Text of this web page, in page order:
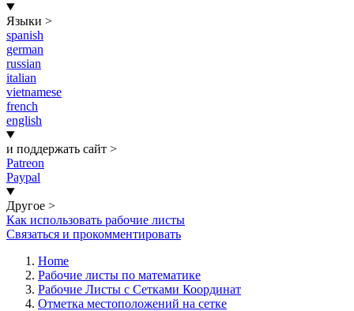
Языки >
spanish
german
russian
italian
vietnamese
french
english
и поддержать сайт >
Patreon
Paypal
Другое >
Как использовать рабочие листы
Связаться и прокомментировать
Home
Рабочие листы по математике
Рабочие Листы с Сетками Координат
Отметка местоположений на сетке